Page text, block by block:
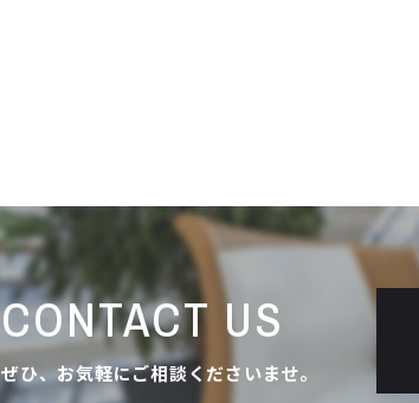
CONTACT US
ぜひ、お気軽にご相談くださいませ。